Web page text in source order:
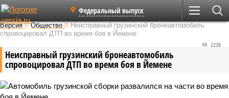
Федеральный выпуск
Версия //Общество //Неисправный грузинский бронеавтомобиль
спровоцировал ДТП во время боя в Йемене
Неисправный грузинский бронеавтомобиль
спровоцировал ДТП во время боя в Йемене
2238